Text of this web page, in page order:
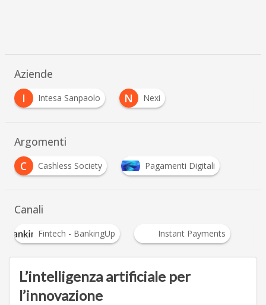
Aziende
I
Intesa Sanpaolo N Nexi
Argomenti
C
Cashless Society Pagamenti Digitali
Canali
Fintech - BankingUp Instant Payments
L’intelligenza artificiale per
l’innovazione